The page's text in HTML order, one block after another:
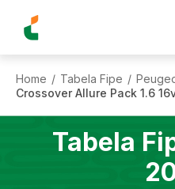
Home / Tabela Fipe /
Crossover Allure Pack 1.6
Tabela